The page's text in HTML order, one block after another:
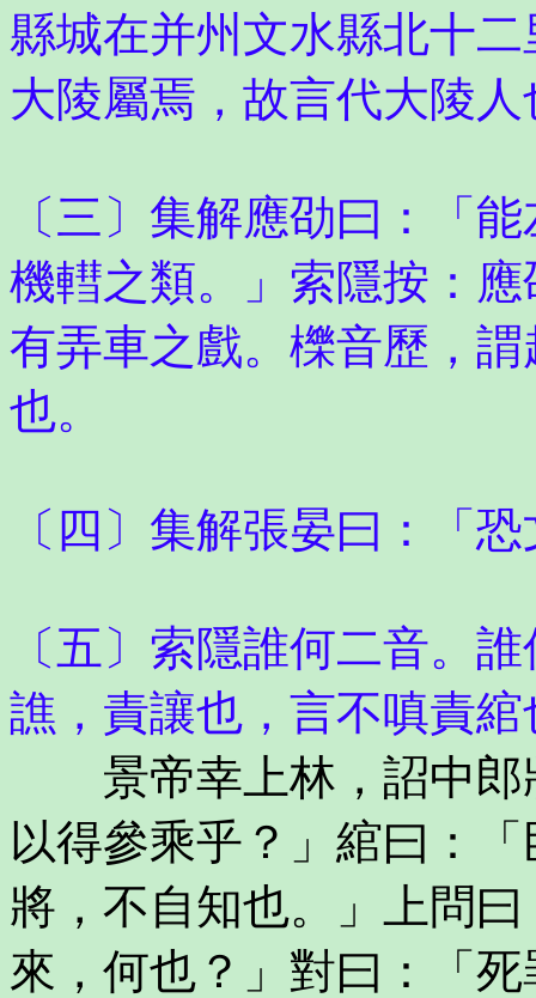
縣城在并州文水縣北十
大陵屬焉，故言代大陵人
〔三〕集解應劭曰：「
機轊之類。」索隱按：
有弄車之戲。櫟音歷，
也。
〔四〕集解張晏曰：「
〔五〕索隱誰何二音。
譙，責讓也，言不嗔責綰
景帝幸上林，詔中郎
以得參乘乎？」綰曰：
將，不自知也。」上問
來，何也？」對曰：「